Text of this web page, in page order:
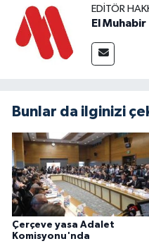
EDITÖR
El Muhabir
Bunlar da ilginizi
Çerçeve yasa Adalet
Komisyonu'nda